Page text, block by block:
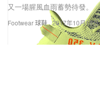
Footwear 球鞋
又一場腥風血雨蓄勢待發。
2017年10月19日